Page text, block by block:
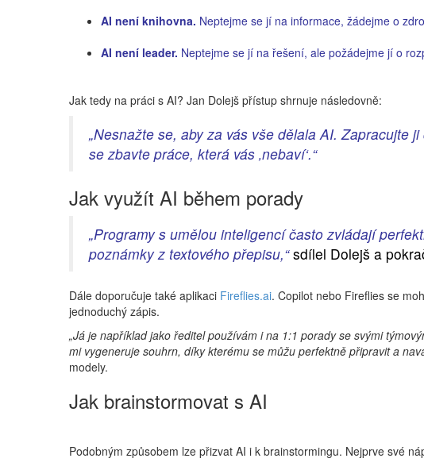
AI není knihovna. Neptejme se jí na informace, žádejme o
AI není leader. Neptejme se jí na řešení, ale požádejme jí o
Jak tedy na práci s AI? Jan Dolejš přístup shrnuje následovně:
„Nesnažte se, aby za vás vše dělala AI. Zapracujte
se zbavte práce, která vás ‚nebaví‘.“
Jak využít AI během porady
„Programy s umělou inteligencí často zvládají
poznámky z textového přepisu,“sdílel Dolejš a
Dále doporučuje také aplikaci Fireflies.ai. Copilot nebo Fireflies se
jednoduchý zápis.
„Já je například jako ředitel používám i na 1:1 porady se svými
mi vygeneruje souhrn, díky kterému se můžu perfektně připravit a
modely.
Jak brainstormovat s AI
Podobným způsobem lze přizvat AI i k brainstormingu. Nejprve své